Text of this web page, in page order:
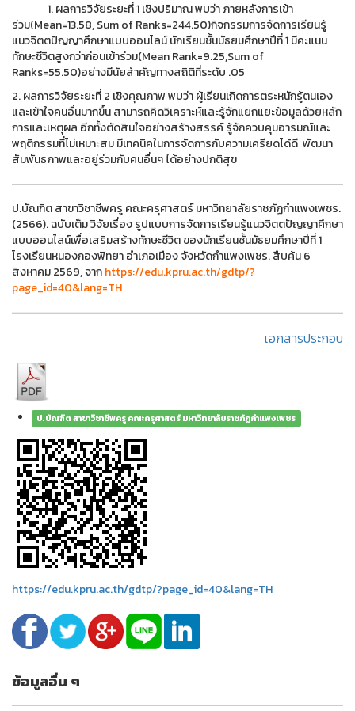
1. ผลการวิจัยระยะที่ 1 เชิงปริมาณ พบว่า ภายหลังการเข้า
ร่วม(Mean=13.58, Sum of Ranks=244.50)กิจกรรมการจัดการเรียนรู้
แนวจิตตปัญญาศึกษาแบบออนไลน์ นักเรียนชั้นมัธยมศึกษาปีที่ 1 มีคะแนน
ทักษะชีวิตสูงกว่าก่อนเข้าร่วม(Mean Rank=9.25,Sum of
Ranks=55.50)อย่างมีนัยสำคัญทางสถิติที่ระดับ .05
2. ผลการวิจัยระยะที่ 2 เชิงคุณภาพ พบว่า ผู้เรียนเกิดการตระหนักรู้ตนเอง
และเข้าใจคนอื่นมากขึ้น สามารถคิดวิเคราะห์และรู้จักแยกแยะข้อมูลด้วยหลัก
การและเหตุผล อีกทั้งตัดสินใจอย่างสร้างสรรค์ รู้จักควบคุมอารมณ์และ
พฤติกรรมที่ไม่เหมาะสม มีเทคนิคในการจัดการกับความเครียดได้ดี พัฒนา
สัมพันธภาพและอยู่ร่วมกับคนอื่นๆ ได้อย่างปกติสุข
ป.บัณฑิต สาขาวิชาชีพครู คณะครุศาสตร์ มหาวิทยาลัยราชภัฏกำแพงเพชร.
(2566). ฉบับเต็ม วิจัยเรื่อง รูปแบบการจัดการเรียนรู้แนวจิตตปัญญาศึกษา
แบบออนไลน์เพื่อเสริมสร้างทักษะชีวิต ของนักเรียนชั้นมัธยมศึกษาปีที่ 1
โรงเรียนหนองกองพิทยา อำเภอเมือง จังหวัดกำแพงเพชร. สืบค้น 6
สิงหาคม 2569, จากhttps://edu.kpru.ac.th/gdtp/?
page_id=40&lang=TH
เอกสารประกอบ
ป.บัณฑิต สาขาวิชาชีพครู คณะครุศาสตร์ มหาวิทยาลัยราชภัฏกำแพงเพชร
https://edu.kpru.ac.th/gdtp/?page_id=40&lang=TH
ข้อมูลอื่น ๆ